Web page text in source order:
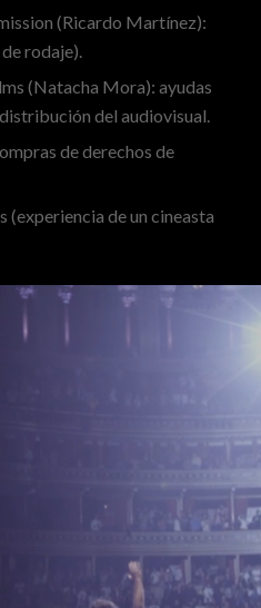
(Ricardo Martínez):
rodaje).
(Natacha Mora): ayudas
del audiovisual.
de derechos de
(experiencia de un cineasta